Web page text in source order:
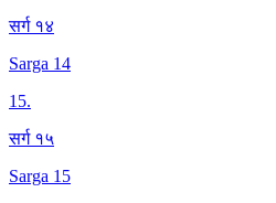
सर्ग १४
Sarga 14
15.
सर्ग १५
Sarga 15